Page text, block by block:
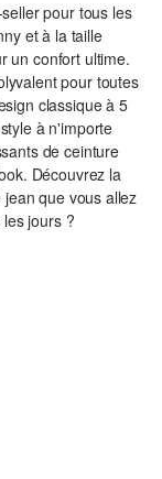
pour tous les
et à la taille
un confort ultime.
pour toutes
classique à 5
à n'importe
de ceinture
Découvrez la
que vous allez
jours ?